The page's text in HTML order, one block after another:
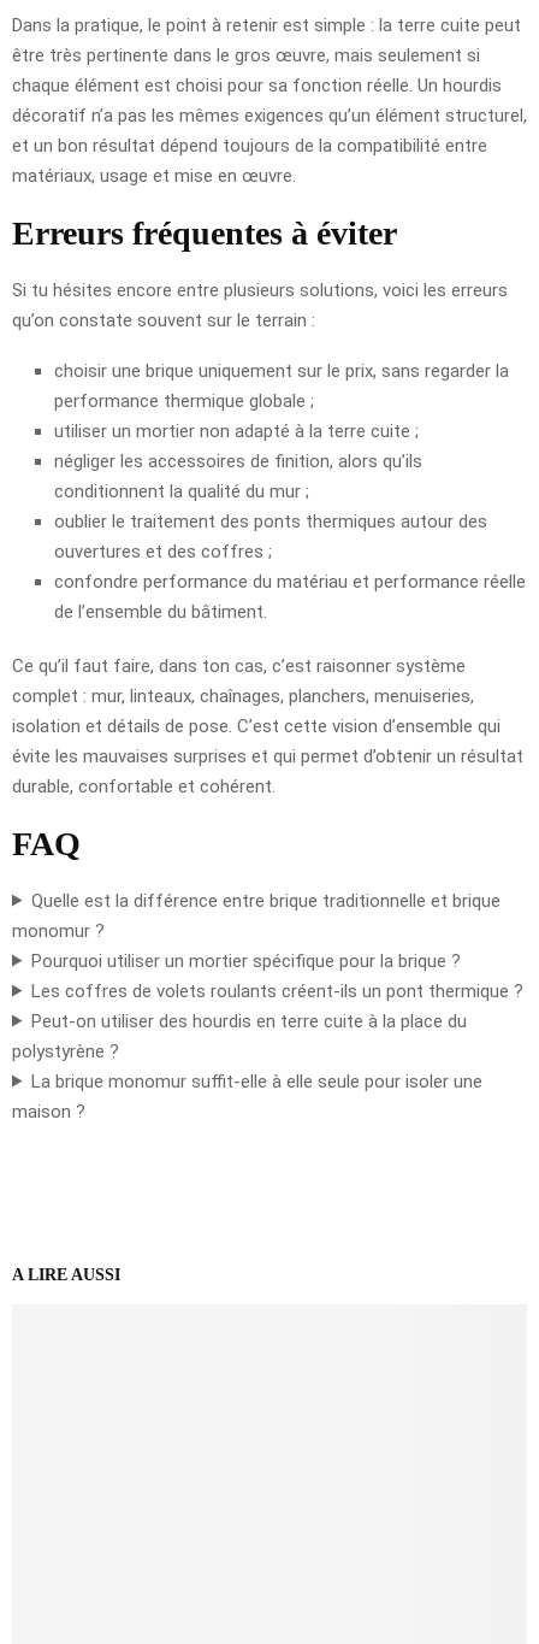
Dans la pratique, le point à retenir est simple : la terre cuite peut
être très pertinente dans le gros œuvre, mais seulement si
chaque élément est choisi pour sa fonction réelle. Un hourdis
décoratif n’a pas les mêmes exigences qu’un élément structurel,
et un bon résultat dépend toujours de la compatibilité entre
matériaux, usage et mise en œuvre.
Erreurs fréquentes à éviter
Si tu hésites encore entre plusieurs solutions, voici les erreurs
qu’on constate souvent sur le terrain :
choisir une brique uniquement sur le prix, sans regarder la
performance thermique globale ;
utiliser un mortier non adapté à la terre cuite ;
négliger les accessoires de finition, alors qu’ils
conditionnent la qualité du mur ;
oublier le traitement des ponts thermiques autour des
ouvertures et des coffres ;
confondre performance du matériau et performance réelle
de l’ensemble du bâtiment.
Ce qu’il faut faire, dans ton cas, c’est raisonner système
complet : mur, linteaux, chaînages, planchers, menuiseries,
isolation et détails de pose. C’est cette vision d’ensemble qui
évite les mauvaises surprises et qui permet d’obtenir un résultat
durable, confortable et cohérent.
FAQ
Quelle est la différence entre brique traditionnelle et brique
monomur ?
Pourquoi utiliser un mortier spécifique pour la brique ?
Les coffres de volets roulants créent-ils un pont thermique ?
Peut-on utiliser des hourdis en terre cuite à la place du
polystyrène ?
La brique monomur suffit-elle à elle seule pour isoler une
maison ?
A LIRE AUSSI